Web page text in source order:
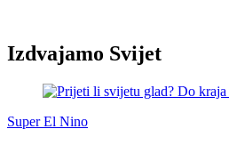
Izdvajamo Svijet
Super El Nino